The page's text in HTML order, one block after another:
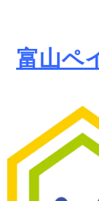
富山ペ